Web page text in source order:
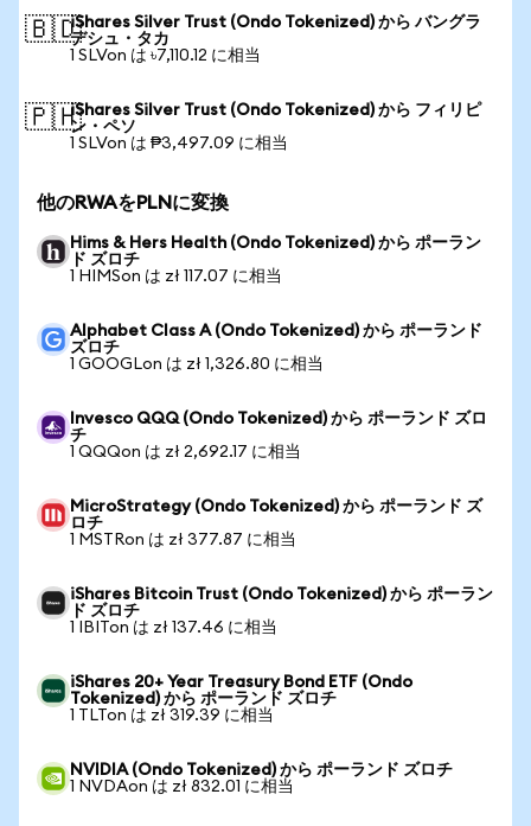
🇧🇩iShares Silver Trust (Ondo Tokenized) から バングラ
デシュ・タカ
1 SLVon は ৳7,110.12 に相当
🇵🇭iShares Silver Trust (Ondo Tokenized) から フィリピ
ン・ペソ
1 SLVon は ₱3,497.09 に相当
他のRWAをPLNに変換
Hims & Hers Health (Ondo Tokenized) から ポーラン
ド ズロチ
1 HIMSon は zł 117.07 に相当
Alphabet Class A (Ondo Tokenized) から ポーランド
ズロチ
1 GOOGLon は zł 1,326.80 に相当
Invesco QQQ (Ondo Tokenized) から ポーランド ズロ
チ
1 QQQon は zł 2,692.17 に相当
MicroStrategy (Ondo Tokenized) から ポーランド ズ
ロチ
1 MSTRon は zł 377.87 に相当
iShares Bitcoin Trust (Ondo Tokenized) から ポーラン
ド ズロチ
1 IBITon は zł 137.46 に相当
iShares 20+ Year Treasury Bond ETF (Ondo
Tokenized) から ポーランド ズロチ
1 TLTon は zł 319.39 に相当
NVIDIA (Ondo Tokenized) から ポーランド ズロチ
1 NVDAon は zł 832.01 に相当